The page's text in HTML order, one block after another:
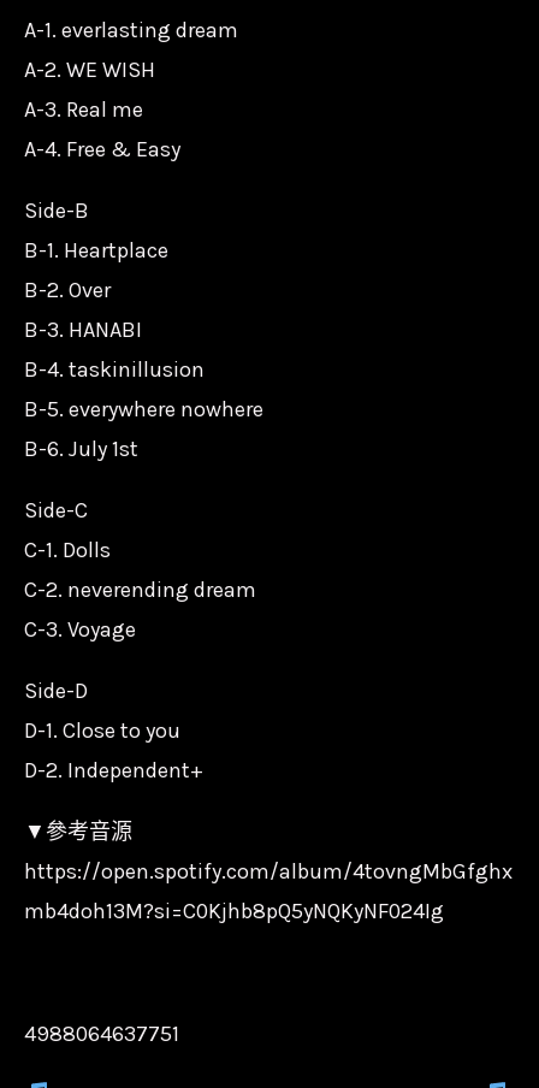
A-1. everlasting dream
A-2. WE WISH
A-3. Real me
A-4. Free & Easy
Side-B
B-1. Heartplace
B-2. Over
B-3. HANABI
B-4. taskinillusion
B-5. everywhere nowhere
B-6. July 1st
Side-C
C-1. Dolls
C-2. neverending dream
C-3. Voyage
Side-D
D-1. Close to you
D-2. Independent+
▼參考音源
https://open.spotify.com/album/4tovngMbGfghx
mb4doh13M?si=C0Kjhb8pQ5yNQKyNF024Ig
4988064637751